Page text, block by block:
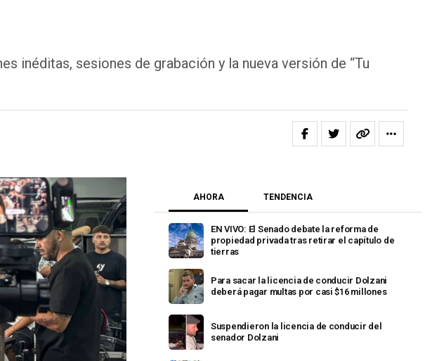
inéditas, sesiones de grabación y la nueva versión de “Tu
AHORA TENDENCIA
EN VIVO: El Senado debate la reforma de
propiedad privada tras retirar el capítulo de
tierras
Para sacar la licencia de conducir Dolzani
deberá pagar multas por casi $16 millones
Suspendieron la licencia de conducir del
senador Dolzani